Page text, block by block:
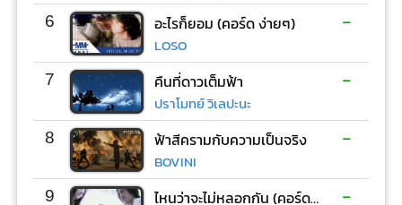
6 อะไรก็ยอม (คอร์ด ง่ายๆ)
LOSO
-
7 คืนที่ดาวเต็มฟ้า
ปราโมทย์ วิเลปะนะ
-
8 ฟ้าสีครามกับความเป็นจริง
BOVINI
-
9 ไหนว่าจะไม่หลอกกัน (คอร์ด ง่ายๆ) -